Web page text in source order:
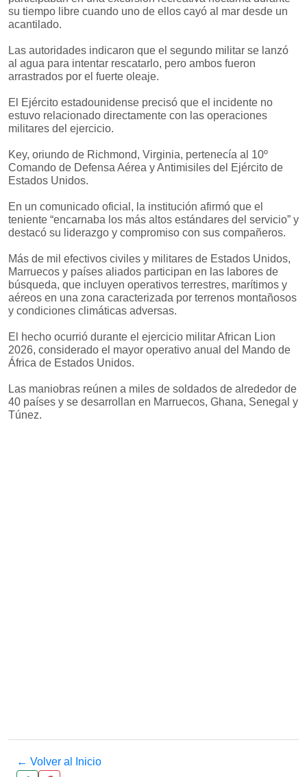
su tiempo libre cuando uno de ellos cayó al mar desde un
acantilado.
Las autoridades indicaron que el segundo militar se lanzó
al agua para intentar rescatarlo, pero ambos fueron
arrastrados por el fuerte oleaje.
El Ejército estadounidense precisó que el incidente no
estuvo relacionado directamente con las operaciones
militares del ejercicio.
Key, oriundo de Richmond, Virginia, pertenecía al 10º
Comando de Defensa Aérea y Antimisiles del Ejército de
Estados Unidos.
En un comunicado oficial, la institución afirmó que el
teniente “encarnaba los más altos estándares del servicio” y
destacó su liderazgo y compromiso con sus compañeros.
Más de mil efectivos civiles y militares de Estados Unidos,
Marruecos y países aliados participan en las labores de
búsqueda, que incluyen operativos terrestres, marítimos y
aéreos en una zona caracterizada por terrenos montañosos
y condiciones climáticas adversas.
El hecho ocurrió durante el ejercicio militar African Lion
2026, considerado el mayor operativo anual del Mando de
África de Estados Unidos.
Las maniobras reúnen a miles de soldados de alrededor de
40 países y se desarrollan en Marruecos, Ghana, Senegal y
Túnez.
← Volver al Inicio